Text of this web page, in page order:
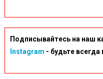
Подписывайтесь на наш
Instagram - будьте всегда